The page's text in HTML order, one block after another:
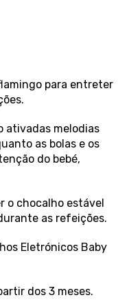
para entreter
ativadas melodias
as bolas e os
do bebé,
o chocalho estável
as refeições.
Eletrónicos Baby
dos 3 meses.